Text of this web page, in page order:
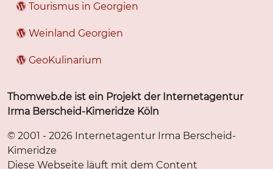
Tourismus in Georgien
Weinland Georgien
GeoKulinarium
Thomweb.de ist ein Projekt der Internetagentur
Irma Berscheid-Kimeridze Köln
© 2001 - 2026 Internetagentur Irma Berscheid-
Kimeridze
Diese Webseite läuft mit dem Content